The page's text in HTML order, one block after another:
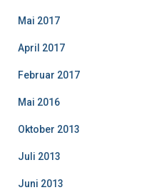
Mai 2017
April 2017
Februar 2017
Mai 2016
Oktober 2013
Juli 2013
Juni 2013